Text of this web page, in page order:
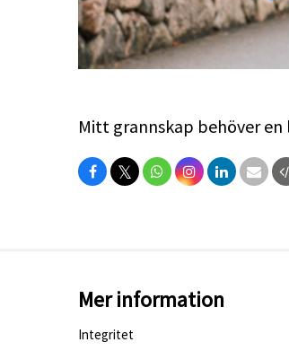
Mitt grannskap behöver
𝕏
Mer information
Integritet